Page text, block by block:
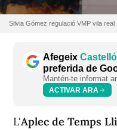
Silvia Gómez regulació VMP vila real
Afegeix
preferida de
Mantén-te informat
ACTIVAR ARA
L'Aplec de Temps